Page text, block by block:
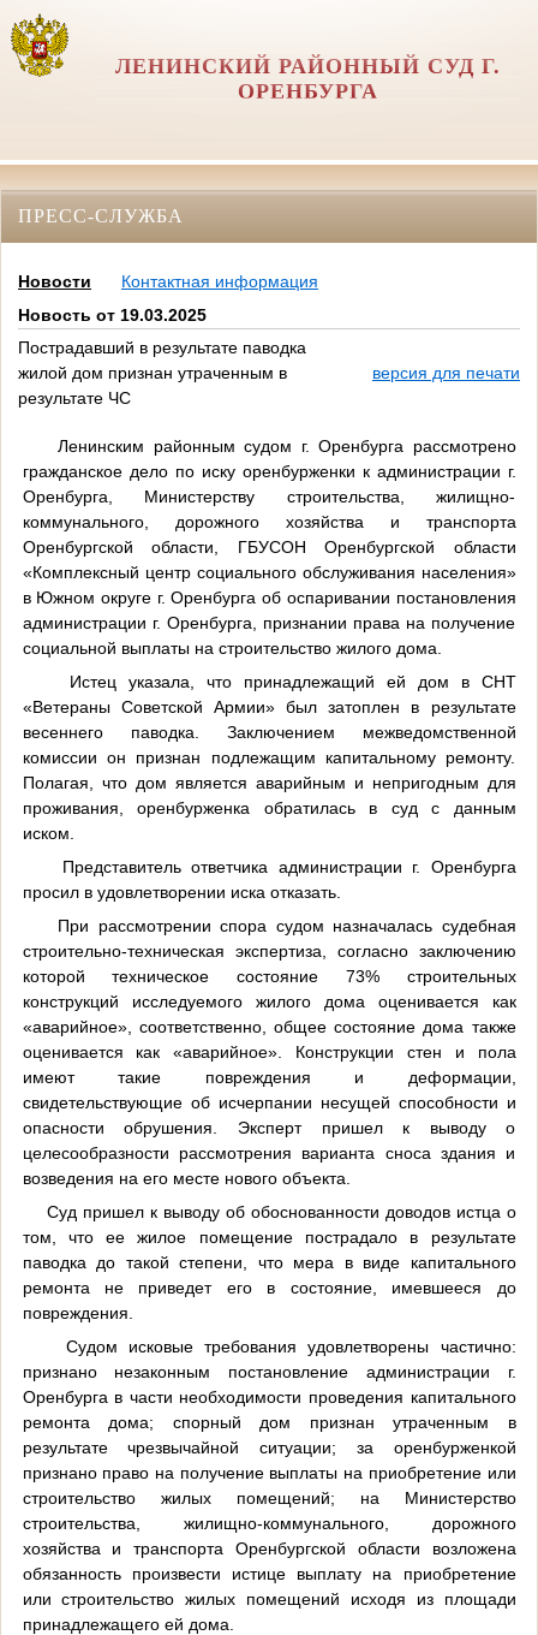
ЛЕНИНСКИЙ РАЙОННЫЙ СУД Г.
ОРЕНБУРГА
ПРЕСС-СЛУЖБА
Новости
Контактная информация
Новость от 19.03.2025
Пострадавший в результате паводка
жилой дом признан утраченным в
результате ЧС
версия для печати
Ленинским районным судом г. Оренбурга рассмотрено
гражданское дело по иску оренбурженки к администрации г.
Оренбурга, Министерству строительства, жилищно-
коммунального, дорожного хозяйства и транспорта
Оренбургской области, ГБУСОН Оренбургской области
«Комплексный центр социального обслуживания населения»
в Южном округе г. Оренбурга об оспаривании постановления
администрации г. Оренбурга, признании права на получение
социальной выплаты на строительство жилого дома.
Истец указала, что принадлежащий ей дом в СНТ
«Ветераны Советской Армии» был затоплен в результате
весеннего паводка. Заключением межведомственной
комиссии он признан подлежащим капитальному ремонту.
Полагая, что дом является аварийным и непригодным для
проживания, оренбурженка обратилась в суд с данным
иском.
Представитель ответчика администрации г. Оренбурга
просил в удовлетворении иска отказать.
При рассмотрении спора судом назначалась судебная
строительно-техническая экспертиза, согласно заключению
которой техническое состояние 73% строительных
конструкций исследуемого жилого дома оценивается как
«аварийное», соответственно, общее состояние дома также
оценивается как «аварийное». Конструкции стен и пола
имеют такие повреждения и деформации,
свидетельствующие об исчерпании несущей способности и
опасности обрушения. Эксперт пришел к выводу о
целесообразности рассмотрения варианта сноса здания и
возведения на его месте нового объекта.
Суд пришел к выводу об обоснованности доводов истца о
том, что ее жилое помещение пострадало в результате
паводка до такой степени, что мера в виде капитального
ремонта не приведет его в состояние, имевшееся до
повреждения.
Судом исковые требования удовлетворены частично:
признано незаконным постановление администрации г.
Оренбурга в части необходимости проведения капитального
ремонта дома; спорный дом признан утраченным в
результате чрезвычайной ситуации; за оренбурженкой
признано право на получение выплаты на приобретение или
строительство жилых помещений; на Министерство
строительства, жилищно-коммунального, дорожного
хозяйства и транспорта Оренбургской области возложена
обязанность произвести истице выплату на приобретение
или строительство жилых помещений исходя из площади
принадлежащего ей дома.